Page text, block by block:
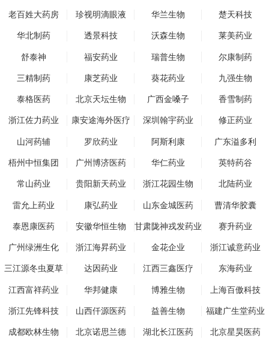
老百姓大药房 珍视明滴眼液 华兰生物 楚天科技
华北制药 透景科技 沃森生物 莱美药业
舒泰神 福安药业 瑞普生物 尔康制药
三精制药 康芝药业 葵花药业 九强生物
泰格医药 北京天坛生物 广西金嗓子 香雪制药
浙江佐力药业 康安途海外医疗 深圳翰宇药业 修正药业
山河药辅 罗欣药业 阿斯利康 广东溢多利
梧州中恒集团 广州博济医药 华仁药业 英特药谷
常山药业 贵阳新天药业 浙江花园生物 北陆药业
雷允上药业 康弘药业 山东金城医药 曹清华胶囊
泰恩康医药 安徽华恒生物 甘肃陇神戎发药业 赛升药业
广州绿洲生化 浙江海昇药业 金花企业 浙江诚意药业
三江源冬虫夏草 达因药业 江西三鑫医疗 东海药业
江西富祥药业 华邦健康 博雅生物 上海百傲科技
浙江先锋科技 山西仟源医药 益善生物 福建广生堂药业
成都欧林生物 北京诺思兰德 湖北长江医药 北京星昊医药